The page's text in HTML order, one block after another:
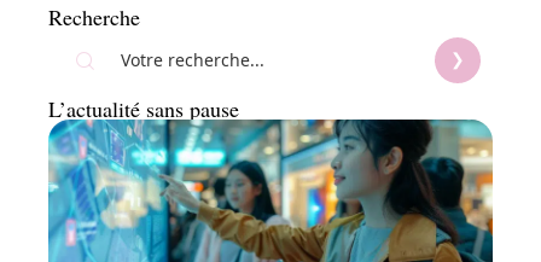
Recherche
L’actualité sans pause